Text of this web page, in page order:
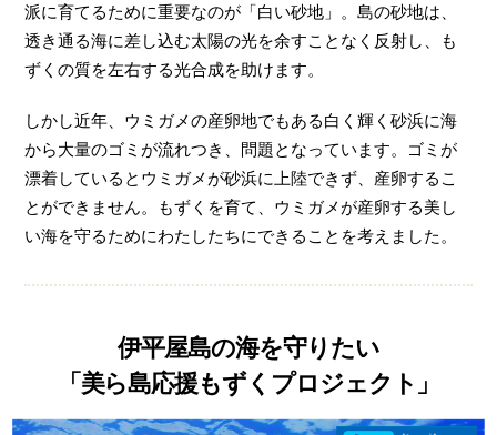
派に育てるために重要なのが「白い砂地」。島の砂地は、
透き通る海に差し込む太陽の光を余すことなく反射し、も
ずくの質を左右する光合成を助けます。
しかし近年、ウミガメの産卵地でもある白く輝く砂浜に海
から大量のゴミが流れつき、問題となっています。ゴミが
漂着しているとウミガメが砂浜に上陸できず、産卵するこ
とができません。もずくを育て、ウミガメが産卵する美し
い海を守るためにわたしたちにできることを考えました。
伊平屋島の海を守りたい
「美ら島応援もずくプロジェクト」